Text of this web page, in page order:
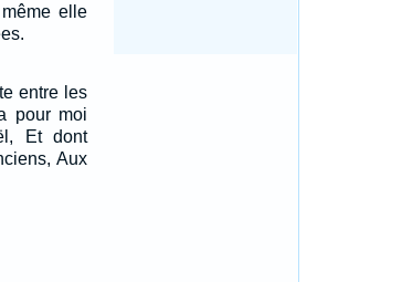
elle
entre les
pour moi
Et dont
Aux